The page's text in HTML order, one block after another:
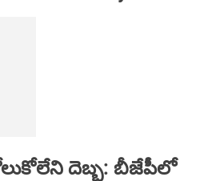
దెబ్బ: బీజేపీలో